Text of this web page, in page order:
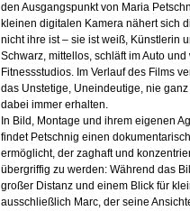
den Ausgangspunkt von Maria
kleinen digitalen Kamera nähert sich
nicht ihre ist – sie ist weiß, Künstlerin
Schwarz, mittellos, schläft im Auto
Fitnessstudios. Im Verlauf des Films
das Unstetige, Uneindeutige, nie
dabei immer erhalten.
In Bild, Montage und ihrem eigenen
findet Petschnig einen
ermöglicht, der zaghaft und
übergriffig zu werden: Während das
großer Distanz und einem Blick für
ausschließlich Marc, der seine